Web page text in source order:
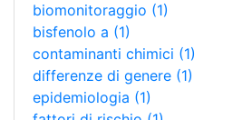
biomonitoraggio (1)
bisfenolo a (1)
contaminanti chimici (1)
differenze di genere (1)
epidemiologia (1)